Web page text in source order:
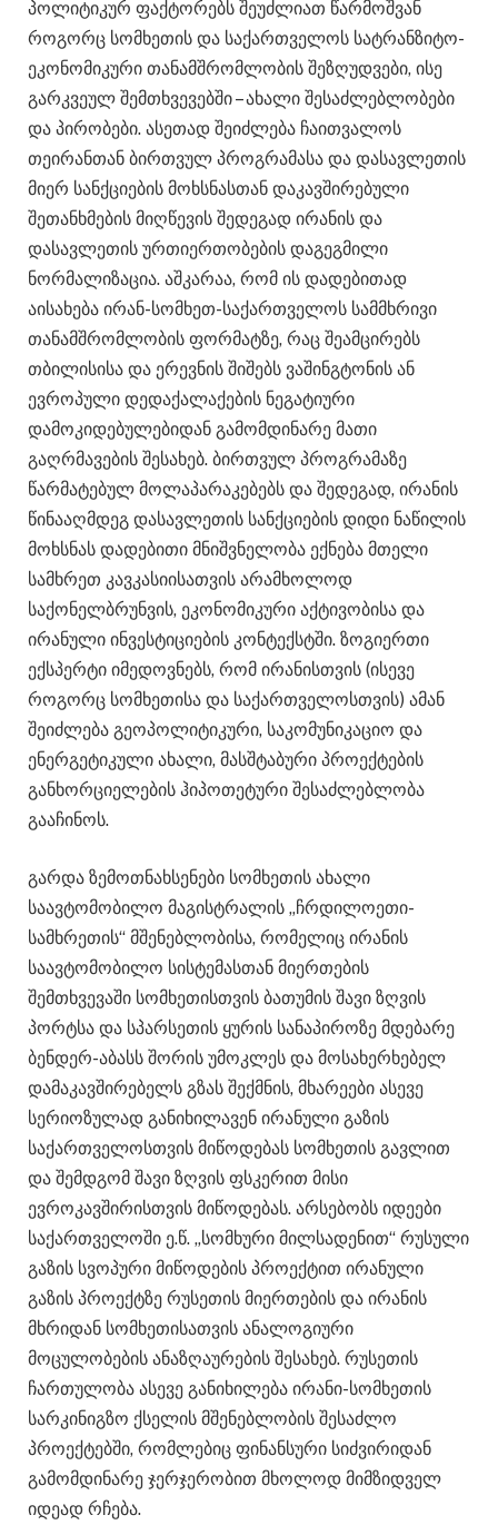
პოლიტიკურ ფაქტორებს შეუძლიათ წარმოშვან
როგორც სომხეთის და საქართველოს სატრანზიტო-
ეკონომიკური თანამშრომლობის შეზღუდვები, ისე
გარკვეულ შემთხვევებში – ახალი შესაძლებლობები
და პირობები. ასეთად შეიძლება ჩაითვალოს
თეირანთან ბირთვულ პროგრამასა და დასავლეთის
მიერ სანქციების მოხსნასთან დაკავშირებული
შეთანხმების მიღწევის შედეგად ირანის და
დასავლეთის ურთიერთობების დაგეგმილი
ნორმალიზაცია. აშკარაა, რომ ის დადებითად
აისახება ირან-სომხეთ-საქართველოს სამმხრივი
თანამშრომლობის ფორმატზე, რაც შეამცირებს
თბილისისა და ერევნის შიშებს ვაშინგტონის ან
ევროპული დედაქალაქების ნეგატიური
დამოკიდებულებიდან გამომდინარე მათი
გაღრმავების შესახებ. ბირთვულ პროგრამაზე
წარმატებულ მოლაპარაკებებს და შედეგად, ირანის
წინააღმდეგ დასავლეთის სანქციების დიდი ნაწილის
მოხსნას დადებითი მნიშვნელობა ექნება მთელი
სამხრეთ კავკასიისათვის არამხოლოდ
საქონელბრუნვის, ეკონომიკური აქტივობისა და
ირანული ინვესტიციების კონტექსტში. ზოგიერთი
ექსპერტი იმედოვნებს, რომ ირანისთვის (ისევე
როგორც სომხეთისა და საქართველოსთვის) ამან
შეიძლება გეოპოლიტიკური, საკომუნიკაციო და
ენერგეტიკული ახალი, მასშტაბური პროექტების
განხორციელების ჰიპოთეტური შესაძლებლობა
გააჩინოს.
გარდა ზემოთნახსენები სომხეთის ახალი
საავტომობილო მაგისტრალის „ჩრდილოეთი-
სამხრეთის“ მშენებლობისა, რომელიც ირანის
საავტომობილო სისტემასთან მიერთების
შემთხვევაში სომხეთისთვის ბათუმის შავი ზღვის
პორტსა და სპარსეთის ყურის სანაპიროზე მდებარე
ბენდერ-აბასს შორის უმოკლეს და მოსახერხებელ
დამაკავშირებელს გზას შექმნის, მხარეები ასევე
სერიოზულად განიხილავენ ირანული გაზის
საქართველოსთვის მიწოდებას სომხეთის გავლით
და შემდგომ შავი ზღვის ფსკერით მისი
ევროკავშირისთვის მიწოდებას. არსებობს იდეები
საქართველოში ე.წ. „სომხური მილსადენით“ რუსული
გაზის სვოპური მიწოდების პროექტით ირანული
გაზის პროექტზე რუსეთის მიერთების და ირანის
მხრიდან სომხეთისათვის ანალოგიური
მოცულობების ანაზღაურების შესახებ. რუსეთის
ჩართულობა ასევე განიხილება ირანი-სომხეთის
სარკინიგზო ქსელის მშენებლობის შესაძლო
პროექტებში, რომლებიც ფინანსური სიძვირიდან
გამომდინარე ჯერჯერობით მხოლოდ მიმზიდველ
იდეად რჩება.